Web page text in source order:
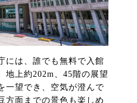
には、誰でも無料で入館
地上約202m、45階の展望
一望でき、空気が澄んで
方面までの景色も楽しめ